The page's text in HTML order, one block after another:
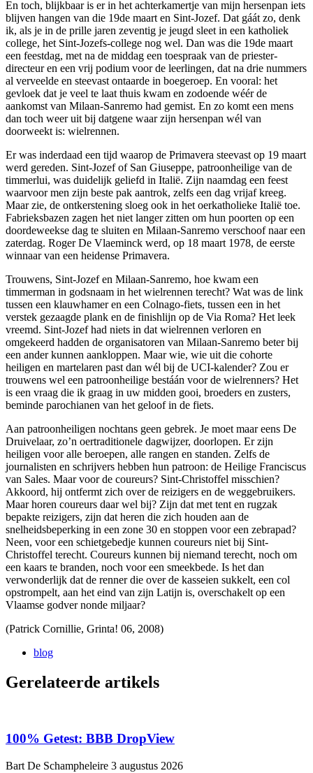
En toch, blijkbaar is er in het achterkamertje van mijn hersenpan iets
blijven hangen van die 19de maart en Sint-Jozef. Dat gáát zo, denk
ik, als je in de prille jaren zeventig je jeugd sleet in een katholiek
college, het Sint-Jozefs-college nog wel. Dan was die 19de maart
een feestdag, met na de middag een toespraak van de priester-
directeur en een vrij podium voor de leerlingen, dat na drie nummers
al verveelde en steevast ontaarde in boegeroep. En vooral: het
gevloek dat je veel te laat thuis kwam en zodoende wéér de
aankomst van Milaan-Sanremo had gemist. En zo komt een mens
dan toch weer uit bij datgene waar zijn hersenpan wél van
doorweekt is: wielrennen.
Er was inderdaad een tijd waarop de Primavera steevast op 19 maart
werd gereden. Sint-Jozef of San Giuseppe, patroonheilige van de
timmerlui, was duidelijk geliefd in Italië. Zijn naamdag een feest
waarvoor men zijn beste pak aantrok, zelfs een dag vrijaf kreeg.
Maar zie, de ontkerstening sloeg ook in het oerkatholieke Italië toe.
Fabrieksbazen zagen het niet langer zitten om hun poorten op een
doordeweekse dag te sluiten en Milaan-Sanremo verschoof naar een
zaterdag. Roger De Vlaeminck werd, op 18 maart 1978, de eerste
winnaar van een heidense Primavera.
Trouwens, Sint-Jozef en Milaan-Sanremo, hoe kwam een
timmerman in godsnaam in het wielrennen terecht? Wat was de link
tussen een klauwhamer en een Colnago-fiets, tussen een in het
verstek gezaagde plank en de finishlijn op de Via Roma? Het leek
vreemd. Sint-Jozef had niets in dat wielrennen verloren en
omgekeerd hadden de organisatoren van Milaan-Sanremo beter bij
een ander kunnen aankloppen. Maar wie, wie uit die cohorte
heiligen en martelaren past dan wél bij de UCI-kalender? Zou er
trouwens wel een patroonheilige bestáán voor de wielrenners? Het
is een vraag die ik graag in uw midden gooi, broeders en zusters,
beminde parochianen van het geloof in de fiets.
Aan patroonheiligen nochtans geen gebrek. Je moet maar eens De
Druivelaar, zo’n oertraditionele dagwijzer, doorlopen. Er zijn
heiligen voor alle beroepen, alle rangen en standen. Zelfs de
journalisten en schrijvers hebben hun patroon: de Heilige Franciscus
van Sales. Maar voor de coureurs? Sint-Christoffel misschien?
Akkoord, hij ontfermt zich over de reizigers en de weggebruikers.
Maar horen coureurs daar wel bij? Zijn dat met tent en rugzak
bepakte reizigers, zijn dat heren die zich houden aan de
snelheidsbeperking in een zone 30 en stoppen voor een zebrapad?
Neen, voor een schietgebedje kunnen coureurs niet bij Sint-
Christoffel terecht. Coureurs kunnen bij niemand terecht, noch om
een kaars te branden, noch voor een smeekbede. Is het dan
verwonderlijk dat de renner die over de kasseien sukkelt, een col
opstrompelt, aan het eind van zijn Latijn is, overschakelt op een
Vlaamse godver nonde miljaar?
(Patrick Cornillie, Grinta! 06, 2008)
blog
Gerelateerde artikels
100% Getest: BBB DropView
Bart De Schampheleire 3 augustus 2026